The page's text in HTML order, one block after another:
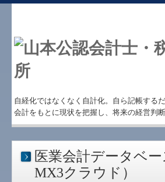
ホーム
事務所紹介
業務案内
経営理念
病院・診療所の皆様へ
自経化ではなくなく自計化。自ら記帳する
会計をもとに現状を把握し、将来の経営判断
医業会計データベ
MX3クラウド）